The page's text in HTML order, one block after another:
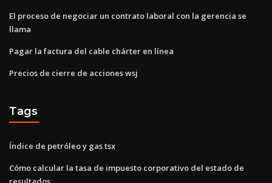
El proceso de negociar un contrato laboral con la gerencia se
llama
Pagar la factura del cable chárter en línea
Precios de cierre de acciones wsj
Tags
Índice de petróleo y gas tsx
Cómo calcular la tasa de impuesto corporativo del estado de